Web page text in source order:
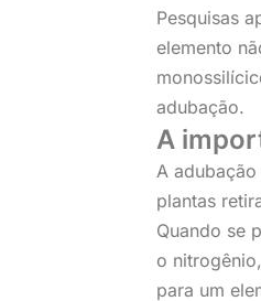
Pesquisas
elemento
adubação.
A
A
plantas
Quando se
o
para um